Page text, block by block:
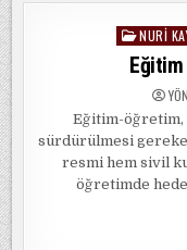
Posted
NURI
Eğitim-öğretim,
sürdürülmesi
resmi hem sivil
öğretimde